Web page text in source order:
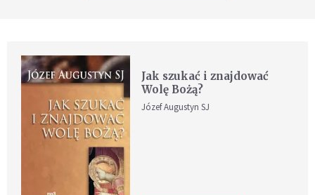
Jak szukać i znajdować
Wolę Bożą?
Józef Augustyn SJ